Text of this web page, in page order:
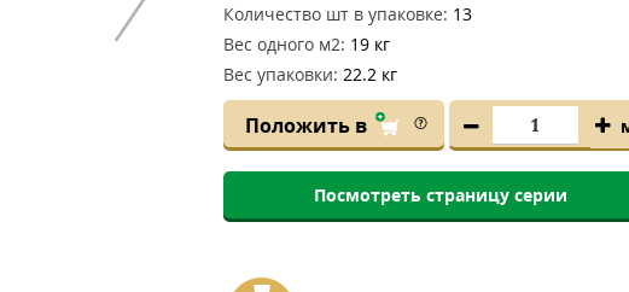
Количество шт в упаковке: 13
Вес одного м2: 19 кг
Вес упаковки: 22.2 кг
Положить в
Посмотреть страницу серии